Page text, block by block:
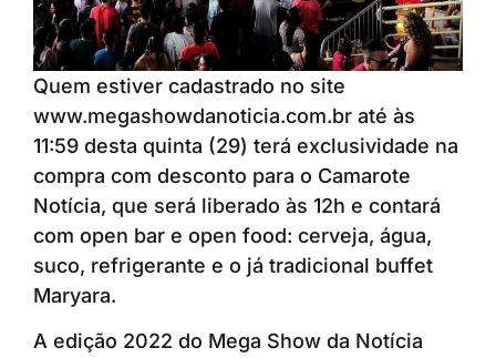
Quem estiver cadastrado no site
www.megashowdanoticia.com.br até às
11:59 desta quinta (29) terá exclusividade na
compra com desconto para o Camarote
Notícia, que será liberado às 12h e contará
com open bar e open food: cerveja, água,
suco, refrigerante e o já tradicional buffet
Maryara.
A edição 2022 do Mega Show da Notícia